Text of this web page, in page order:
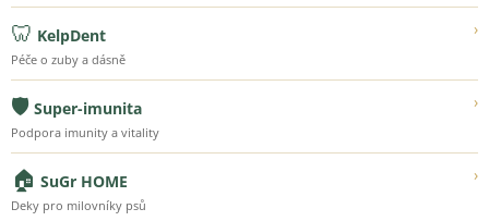
🦷 KelpDent ›
Péče o zuby a dásně
🛡️ Super-imunita ›
Podpora imunity a vitality
🏠 SuGr HOME ›
Deky pro milovníky psů